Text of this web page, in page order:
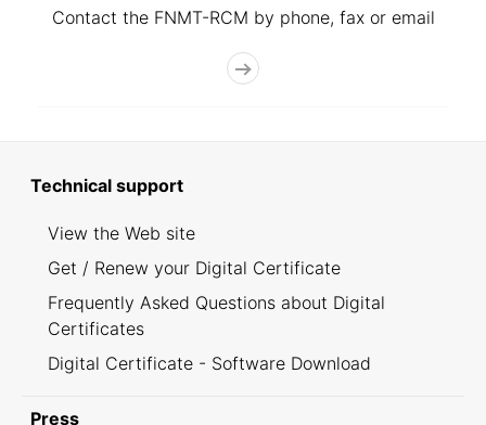
Contact the FNMT-RCM by phone, fax or email
Technical support
View the Web site
Get / Renew your Digital Certificate
Frequently Asked Questions about Digital
Certificates
Digital Certificate - Software Download
Press